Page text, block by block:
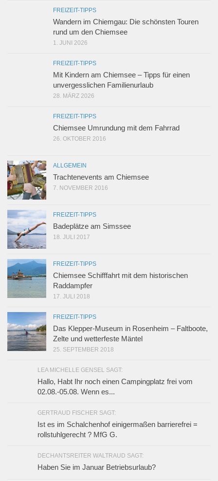
FREIZEIT-TIPPS
Wandern im Chiemgau: Die schönsten Touren
rund um den Chiemsee
1. JUNI 2026
FREIZEIT-TIPPS
Mit Kindern am Chiemsee – Tipps für einen
unvergesslichen Familienurlaub
28. MÄRZ 2026
FREIZEIT-TIPPS
Chiemsee Umrundung mit dem Fahrrad
26. OKTOBER 2016
ALLGEMEIN
Trachtenevents am Chiemsee
7. NOVEMBER 2016
FREIZEIT-TIPPS
Badeplätze am Simssee
18. JULI 2017
FREIZEIT-TIPPS
Chiemsee Schifffahrt mit dem historischen
Raddampfer
17. JULI 2018
FREIZEIT-TIPPS
Das Klepper-Museum in Rosenheim – Faltboote,
Zelte und wetterfeste Mäntel
25. SEPTEMBER 2018
LEA MICHELLE GENSEL SAGT:
Hallo, Habt Ihr noch einen Campingplatz frei vom
02.08.-05.08. Wenn es...
GERTRAUD FISCHER SAGT:
Ist es im Schalchenhof einigermaßen barrierefrei =
rollstuhlgerecht ? MfG G.
DECHANTSREITER WALTRAUD SAGT:
Haben Sie im Januar Betriebsurlaub?